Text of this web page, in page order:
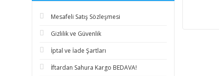
Mesafeli Satış Sözleşmesi
Gizlilik ve Güvenlik
İptal ve İade Şartları
İftardan Sahura Kargo BEDAVA!